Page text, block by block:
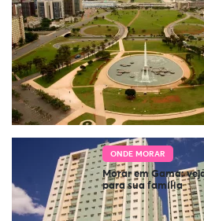
ONDE MORAR
Morar em Gama:
para sua família